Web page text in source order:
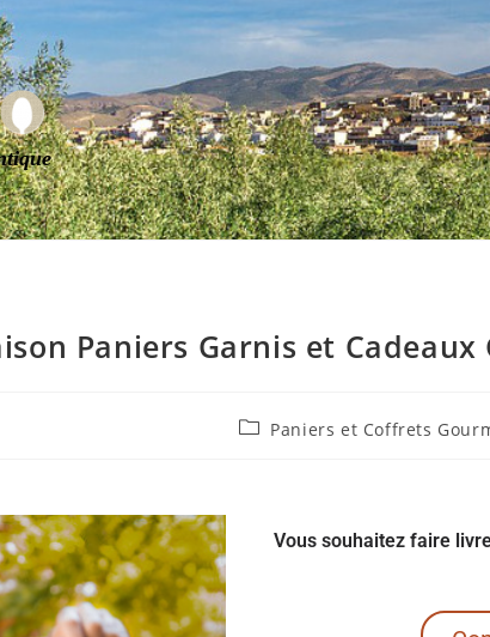
Paniers Garnis et Cadeaux
Paniers et Coffrets
Vous souhaitez faire